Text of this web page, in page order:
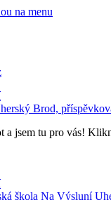
na menu
Brod,
a jsem tu pro vás!
škola Na Výsluní